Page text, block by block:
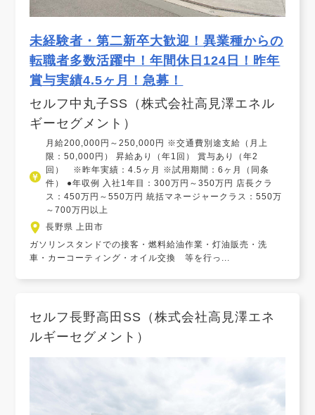
未経験者・第二新卒大歓迎！異業種からの
転職者多数活躍中！年間休日124日！昨年
賞与実績4.5ヶ月！急募！
セルフ中丸子SS（株式会社高見澤エネル
ギーセグメント）
月給200,000円～250,000円 ※交通費別途支給（月上
限：50,000円） 昇給あり（年1回） 賞与あり（年2
回） ※昨年実績：4.5ヶ月 ※試用期間：6ヶ月（同条
件） ●年収例 入社1年目：300万円～350万円 店長クラ
ス：450万円～550万円 統括マネージャークラス：550万
～700万円以上
長野県 上田市
ガソリンスタンドでの接客・燃料給油作業・灯油販売・洗
車・カーコーティング・オイル交換 等を行っ...
セルフ長野高田SS（株式会社高見澤エネ
ルギーセグメント）